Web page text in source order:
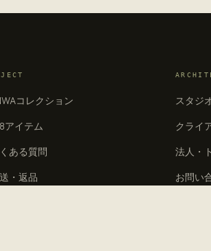
コレクション
アイテム
ある質問
・返品
スタジ
クライ
法人・
お問い